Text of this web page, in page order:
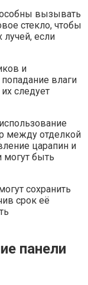
вызывать
стекло, чтобы
лучей, если
и
влаги
следует
между отделкой
царапин и
могут быть
сохранить
срок её
панели